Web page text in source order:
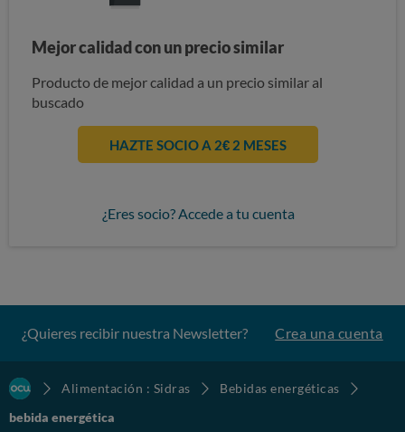
Mejor calidad con un precio similar
Producto de mejor calidad a un precio similar al
buscado
HAZTE SOCIO A 2€ 2 MESES
¿Eres socio? Accede a tu cuenta
¿Quieres recibir nuestra Newsletter? Crea una cuenta
Alimentación : Sidras
Bebidas energéticas
bebida energética